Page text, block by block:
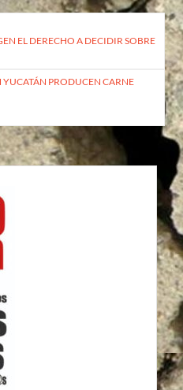
EL DERECHO A DECIDIR SOBRE
YUCATÁN PRODUCEN CARNE